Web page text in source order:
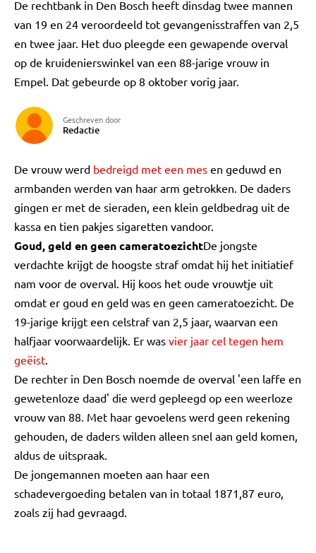
De rechtbank in Den Bosch heeft dinsdag twee mannen
van 19 en 24 veroordeeld tot gevangenisstraffen van 2,5
en twee jaar. Het duo pleegde een gewapende overval
op de kruidenierswinkel van een 88-jarige vrouw in
Empel. Dat gebeurde op 8 oktober vorig jaar.
Geschreven door
Redactie
De vrouw werd bedreigd met een mes en geduwd en
armbanden werden van haar arm getrokken. De daders
gingen er met de sieraden, een klein geldbedrag uit de
kassa en tien pakjes sigaretten vandoor.
Goud, geld en geen cameratoezichtDe jongste
verdachte krijgt de hoogste straf omdat hij het initiatief
nam voor de overval. Hij koos het oude vrouwtje uit
omdat er goud en geld was en geen cameratoezicht. De
19-jarige krijgt een celstraf van 2,5 jaar, waarvan een
halfjaar voorwaardelijk. Er was vier jaar cel tegen hem
geëist.
De rechter in Den Bosch noemde de overval 'een laffe en
gewetenloze daad' die werd gepleegd op een weerloze
vrouw van 88. Met haar gevoelens werd geen rekening
gehouden, de daders wilden alleen snel aan geld komen,
aldus de uitspraak.
De jongemannen moeten aan haar een
schadevergoeding betalen van in totaal 1871,87 euro,
zoals zij had gevraagd.